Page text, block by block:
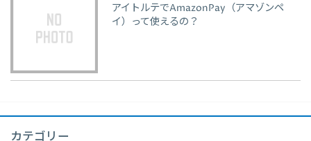
アイトルテでAmazonPay（アマゾンペ
イ）って使えるの？
カテゴリー